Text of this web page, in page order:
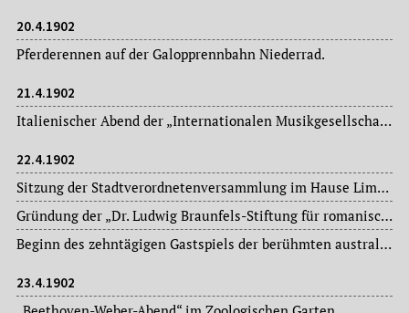
20.4.1902
Pferderennen auf der Galopprennbahn Niederrad.
21.4.1902
Italienischer Abend der „Internationalen Musikgesellschaft“ in der Loge zur Einigkeit.
22.4.1902
Sitzung der Stadtverordnetenversammlung im Hause Limpurg: Magistratsvorlagen, Ausschussberichte.
Gründung der „Dr. Ludwig Braunfels-Stiftung für romanische Philologie“ (Stiftungskapital: 25.000.- Mark), begründet von Kommerzienrat Otto Braunfels (1841-1917), Unternehmer, Politiker (u.a. Frankfurter Stadtverordneter) und Philanthrop, zum Andenken an seinen Vater, den Juristen, Dichter und Übersetzer Dr. Ludwig (eigentlich: Lazarus) Braunfels (1810-1885). Diese unselbständige Stiftung der Stadt Frankfurt am Main bezweckt die Beschaffung einer Büchersammlung für romanische Philologie.
Beginn des zehntägigen Gastspiels der berühmten australischen Tänzerin Miss Saharet im „Orpheum“.
23.4.1902